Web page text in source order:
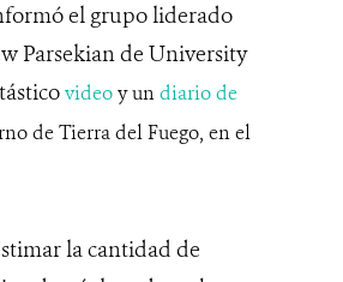
el grupo liderado
Parsekian de University
videoy undiario de
de Tierra del Fuego, en el
la cantidad de